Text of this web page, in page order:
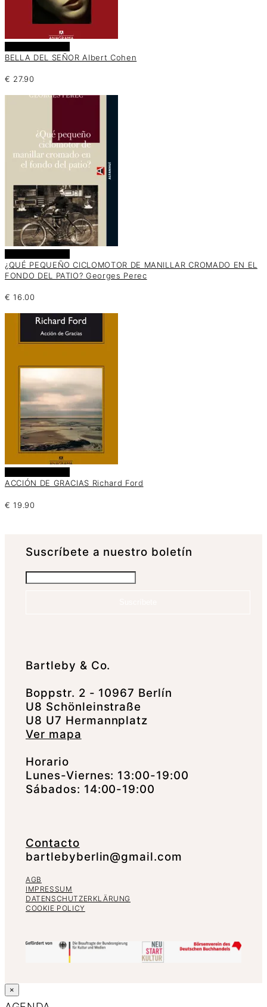
BELLA DEL SEÑOR Albert Cohen
€ 27.90
¿QUÉ PEQUEÑO CICLOMOTOR DE MANILLAR CROMADO EN EL
FONDO DEL PATIO? Georges Perec
€ 16.00
ACCIÓN DE GRACIAS Richard Ford
€ 19.90
Suscrí­bete a nuestro boletín
Bartleby & Co.
Boppstr. 2 - 10967 Berlín
U8 Schönleinstraße
U8 U7 Hermannplatz
Ver mapa
Horario
Lunes-Viernes: 13:00-19:00
Sábados: 14:00-19:00
Contacto
bartlebyberlin@gmail.com
AGB
IMPRESSUM
DATENSCHUTZERKLÄRUNG
COOKIE POLICY
×